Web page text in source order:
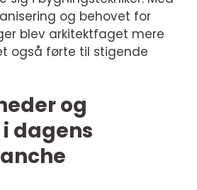
og behovet for
blev arkitektfaget mere
også førte til stigende
og
dagens